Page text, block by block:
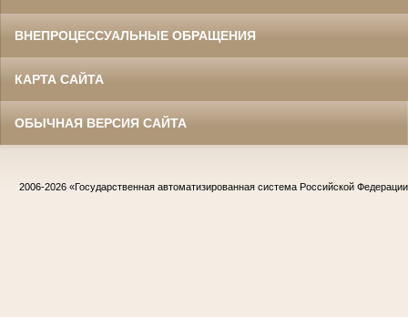
ВНЕПРОЦЕССУАЛЬНЫЕ ОБРАЩЕНИЯ
КАРТА САЙТА
ОБЫЧНАЯ ВЕРСИЯ САЙТА
2006-2026 «Государственная автоматизированная система Российской